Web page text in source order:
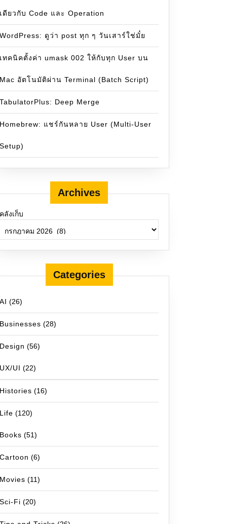
เดียวกับ Code และ Operation
WordPress: ดูว่า post ทุก ๆ วันเสาร์ใช่มั๋ย
เทคนิคตั้งค่า umask 002 ให้กับทุก User บน
Mac อัตโนมัติผ่าน Terminal (Batch Script)
TabulatorPlus: Deep Merge
Homebrew: แชร์กันหลาย User (Multi-User
Setup)
Archives
คลังเก็บ
Categories
AI (26)
Businesses (28)
Design (56)
UX/UI (22)
Histories (16)
Life (120)
Books (51)
Cartoon (6)
Movies (11)
Sci-Fi (20)